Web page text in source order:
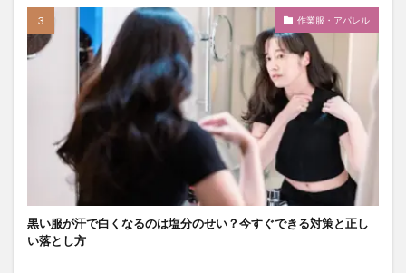
作業服・アパレル
黒い服が汗で白くなるのは塩分のせい？今すぐできる対策と正し
い落とし方